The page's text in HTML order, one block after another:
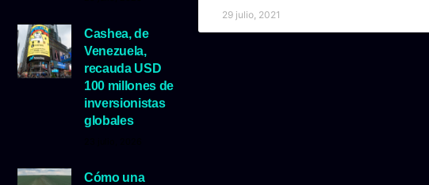
Cashea, de
Venezuela,
recauda USD
100 millones de
inversionistas
globales
Cómo una
29 julio, 2021